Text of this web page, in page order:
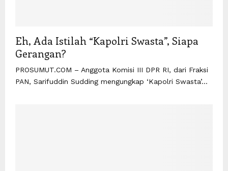
Eh, Ada Istilah “Kapolri Swasta”, Siapa
Gerangan?
PROSUMUT.COM – Anggota Komisi III DPR RI, dari Fraksi
PAN, Sarifuddin Sudding mengungkap ‘Kapolri Swasta’...